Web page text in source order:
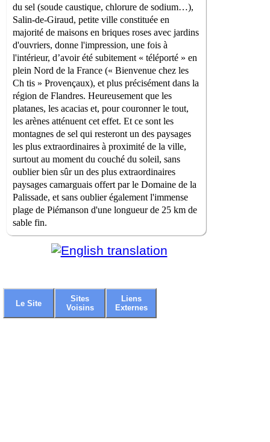
du sel (soude caustique, chlorure de sodium…),
Salin-de-Giraud, petite ville constituée en
majorité de maisons en briques roses avec jardins
d'ouvriers, donne l'impression, une fois à
l'intérieur, d’avoir été subitement « téléporté » en
plein Nord de la France (« Bienvenue chez les
Ch tis » Provençaux), et plus précisément dans la
région de Flandres. Heureusement que les
platanes, les acacias et, pour couronner le tout,
les arènes atténuent cet effet. Et ce sont les
montagnes de sel qui resteront un des paysages
les plus extraordinaires à proximité de la ville,
surtout au moment du couché du soleil, sans
oublier bien sûr un des plus extraordinaires
paysages camarguais offert par le Domaine de la
Palissade, et sans oublier également l'immense
plage de Piémanson d'une longueur de 25 km de
sable fin.
Le Site
Sites
Voisins
Liens
Externes